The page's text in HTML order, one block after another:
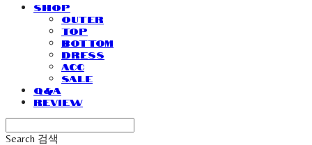
SHOP
Outer
Top
Bottom
Dress
Acc
Sale
Q&A
Review
Search 검색